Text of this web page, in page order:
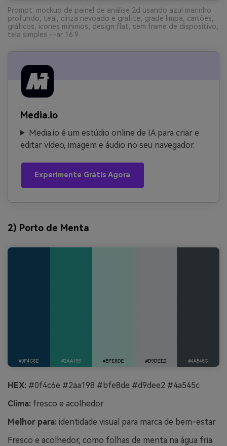
Prompt: mockup de painel de análise 2d usando azul marinho
profundo, teal, cinza nevoado e grafite, grade limpa, cartões,
gráficos, ícones mínimos, design flat, sem frame de dispositivo,
tela simples --ar 16:9
Media.io
Media.io é um estúdio online de IA para criar e
editar vídeo, imagem e áudio no seu navegador.
Experimente Grátis Agora
2) Porto de Menta
HEX: #0f4c6e #2aa198 #bfe8de #d9dee2 #4a545c
Clima: fresco e acolhedor
Melhor para: identidade visual para marca de bem-estar
Fresco e acolhedor, como folhas de menta na água fria